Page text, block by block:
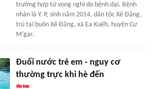
trường hợp tử vong nghi do bệnh dại. Bệnh
nhân là Y. P, sinh năm 2014, dân tộc Xê Đăng,
trú tại buôn Xê Đăng, xã Ea Kuêh, huyện Cư
M'gar.
Đuối nước trẻ em - nguy cơ
thường trực khi hè đến